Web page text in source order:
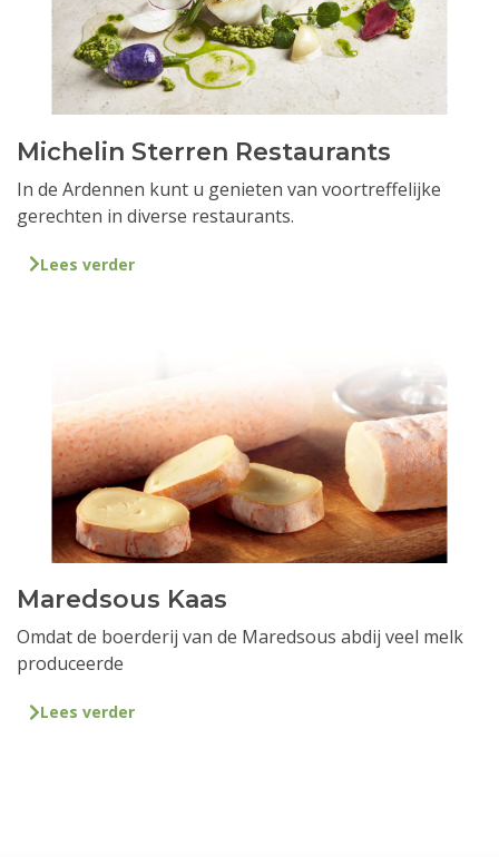
Michelin Sterren Restaurants
In de Ardennen kunt u genieten van voortreffelijke
gerechten in diverse restaurants.
Lees verder
Maredsous Kaas
Omdat de boerderij van de Maredsous abdij veel melk
produceerde
Lees verder